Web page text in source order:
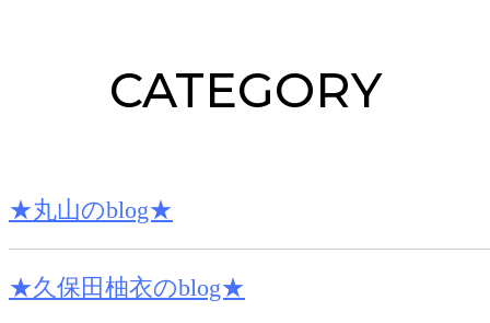
CATEGORY
★丸山のblog★
★久保田柚衣のblog★